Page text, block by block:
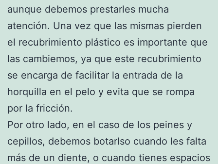
aunque debemos prestarles mucha
atención. Una vez que las mismas pierden
el recubrimiento plástico es importante que
las cambiemos, ya que este recubrimiento
se encarga de facilitar la entrada de la
horquilla en el pelo y evita que se rompa
por la fricción.
Por otro lado, en el caso de los peines y
cepillos, debemos botarlso cuando les falta
más de un diente, o cuando tienes espacios